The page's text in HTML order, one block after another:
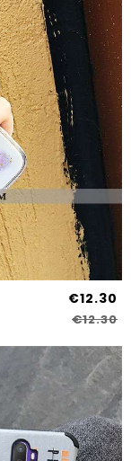
€12.30
€12.30